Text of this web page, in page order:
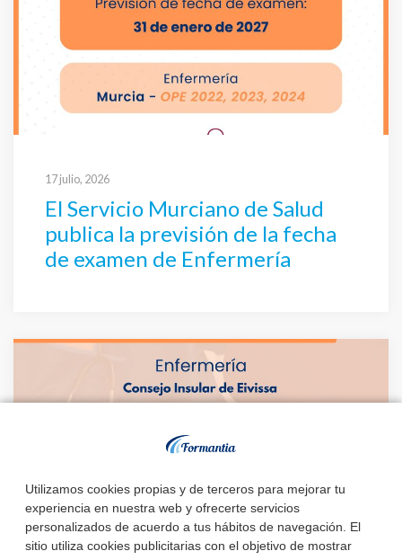
Utilizamos cookies propias y de terceros para mejorar tu
experiencia en nuestra web y ofrecerte servicios
personalizados de acuerdo a tus hábitos de navegación. El
sitio utiliza cookies publicitarias con el objetivo de mostrar
17 julio, 2026
El Servicio Murciano de Salud
publica la previsión de la fecha
de examen de Enfermería